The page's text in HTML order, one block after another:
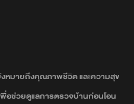
งหมายถึงคุณภาพชีวิต และความสุข
อช่วยดูแลการตรวจบ้านก่อนโอน